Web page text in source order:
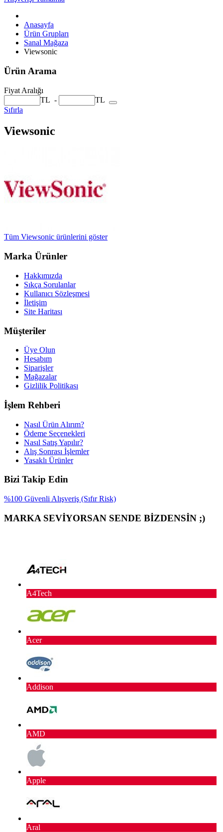
Anasayfa
Ürün Grupları
Sanal Mağaza
Viewsonic
Ürün Arama
Fiyat Aralığı
TL -
TL
Sıfırla
Viewsonic
Tüm Viewsonic ürünlerini göster
Marka Ürünler
Hakkımızda
Sıkça Sorulanlar
Kullanıcı Sözleşmesi
İletişim
Site Haritası
Müşteriler
Üye Olun
Hesabım
Siparişler
Mağazalar
Gizlilik Politikası
İşlem Rehberi
Nasıl Ürün Alırım?
Ödeme Seçenekleri
Nasıl Satış Yapılır?
Alış Sonrası İşlemler
Yasaklı Ürünler
Bizi Takip Edin
%100 Güvenli Alışveriş (Sıfır Risk)
MARKA SEVİYORSAN SENDE BİZDENSİN ;)
A4Tech
Acer
Addison
AMD
Apple
Aral